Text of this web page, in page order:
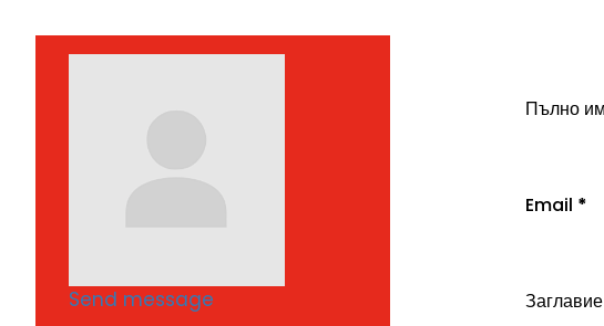
Send message
Пълно
Email *
Заглавие